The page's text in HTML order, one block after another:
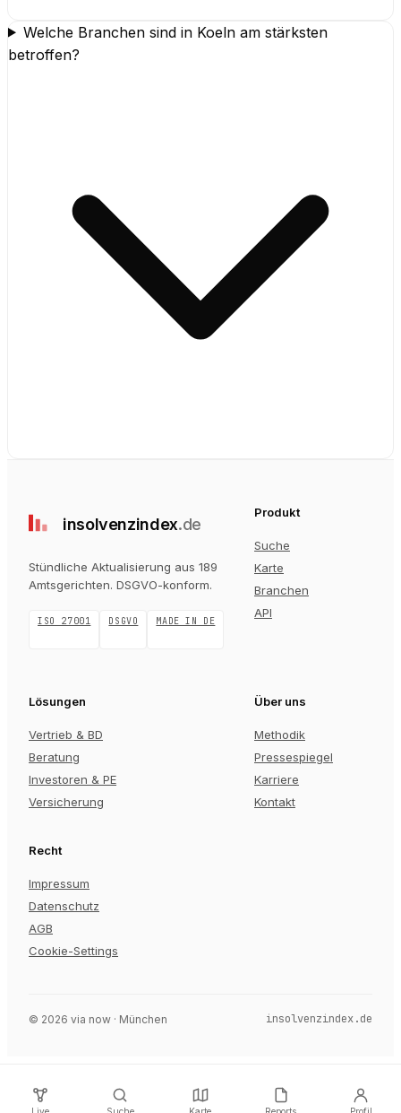
Welche Branchen sind in Koeln am stärksten
betroffen?
insolvenzindex.de
Stündliche Aktualisierung aus 189
Amtsgerichten. DSGVO-konform.
ISO 27001 DSGVO MADE IN DE
Produkt
Suche
Karte
Branchen
API
Lösungen
Vertrieb & BD
Beratung
Investoren & PE
Versicherung
Über uns
Methodik
Pressespiegel
Karriere
Kontakt
Recht
Impressum
Datenschutz
AGB
Cookie-Settings
© 2026 via now · München insolvenzindex.de
Live Suche Karte Reports Profil